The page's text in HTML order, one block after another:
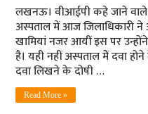
लखनऊ। वीआईपी कहे जाने वाले
अस्पताल में आज जिलाधिकारी
खामियां नजर आयीं इस पर
है। यही नहीं अस्पताल मेें दवा
दवा लिखने के दोषी …
Read More »